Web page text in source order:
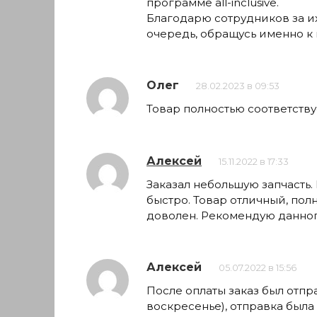
Благодарю сотрудников за
очередь, обращусь именно к
Олег 28.02.2023 в 09:53
Товар полностью
Алексей 15.11.2022 в 17:33
Заказал небольшую
быстро. Товар отличный,
доволен. Рекомендую
Алексей 05.07.2022 в 15:56
После оплаты заказ был
воскресенье), отправка